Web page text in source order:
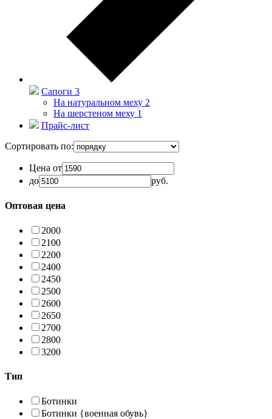
Сапоги 3
На натуральном меху 2
На шерстеном меху 1
Прайс-лист
Сортировать по:
Цена от
до
руб.
Оптовая цена
2000
2100
2200
2400
2450
2500
2600
2650
2700
2800
3200
Тип
Ботинки
Ботинки {военная обувь}